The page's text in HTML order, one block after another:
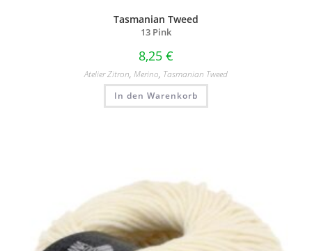
Tasmanian Tweed
13 Pink
8,25 €
Atelier Zitron, Merino, Tasmanian Tweed
In den Warenkorb